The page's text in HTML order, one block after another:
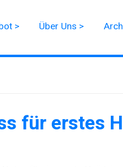
> Über Uns >
für erstes